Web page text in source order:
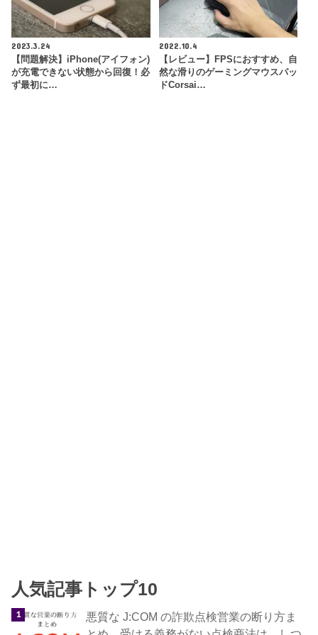
2023.3.24
【問題解決】iPhone(アイフォン)
が充電できない状態から回復！必
ず最初に…
2022.10.4
【レビュー】FPSにおすすめ、自
然な滑りのゲーミングマウスパッ
ドCorsai…
人気記事トップ10
悪質な J:COM の詐欺点検営業の断り方ま